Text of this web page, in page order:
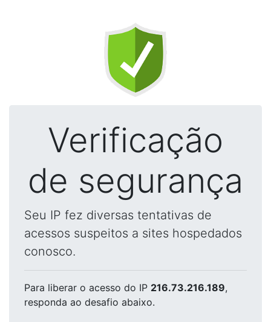
Verificação
de segurança
Seu IP fez diversas tentativas de
acessos suspeitos a sites hospedados
conosco.
Para liberar o acesso do IP 216.73.216.189,
responda ao desafio abaixo.